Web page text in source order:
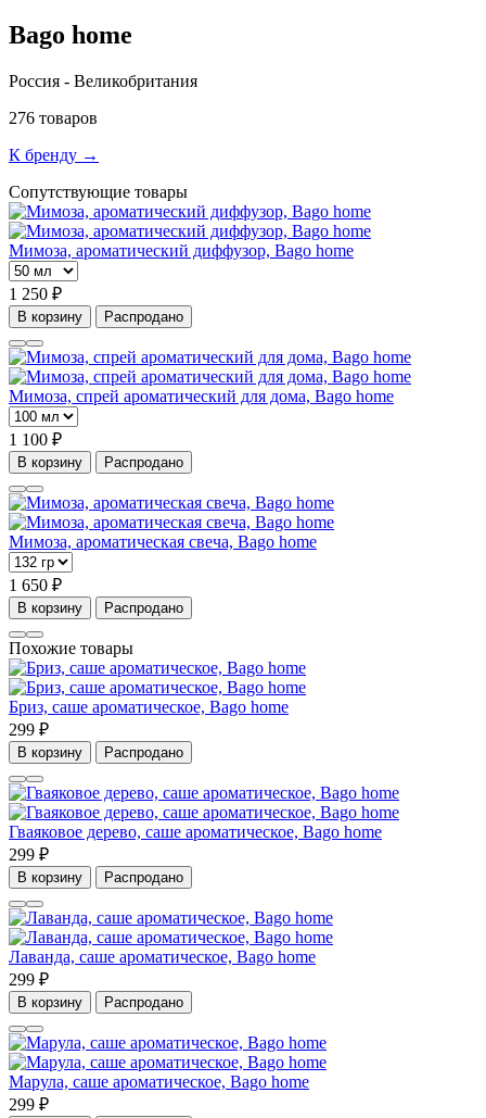
Bago home
Россия - Великобритания
276 товаров
К бренду →
Сопутствующие товары
Мимоза, ароматический диффузор, Bago home
1 250 ₽
В корзину Распродано
Мимоза, спрей ароматический для дома, Bago home
1 100 ₽
В корзину Распродано
Мимоза, ароматическая свеча, Bago home
1 650 ₽
В корзину Распродано
Похожие товары
Бриз, саше ароматическое, Bago home
299 ₽
В корзину Распродано
Гваяковое дерево, саше ароматическое, Bago home
299 ₽
В корзину Распродано
Лаванда, саше ароматическое, Bago home
299 ₽
В корзину Распродано
Марула, саше ароматическое, Bago home
299 ₽